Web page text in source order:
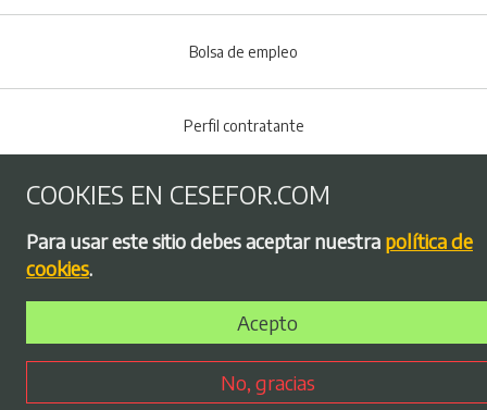
Bolsa de empleo
Perfil contratante
Plan de Igualdad
COOKIES EN CESEFOR.COM
Para usar este sitio debes aceptar nuestra política de
cookies.
Acepto
No, gracias